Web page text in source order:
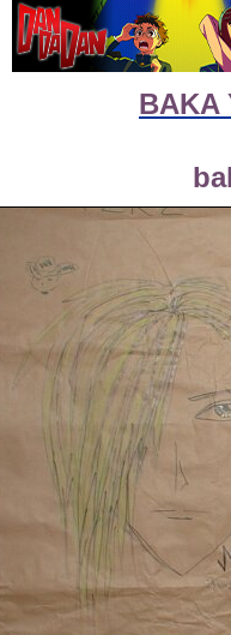
BAKA